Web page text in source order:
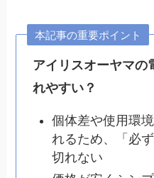
本記事の重要ポイント
アイリスオーヤマの
れやすい？
個体差や使用環
れるため、「必
切れない